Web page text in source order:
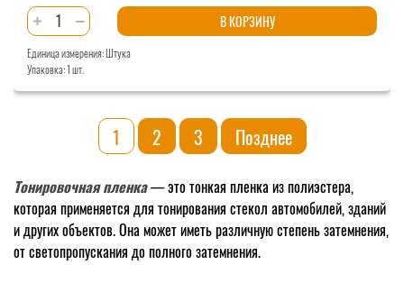
Количество
товара
Тонировочная
пленка
м.*3.0
м.)
В КОРЗИНУ
Единица измерения: Штука
Упаковка: 1 шт.
1 2 3 Позднее
Тонировочная пленка— это тонкая пленка из полиэстера,
которая применяется для тонирования стекол автомобилей, зданий
и других объектов. Она может иметь различную степень затемнения,
от светопропускания до полного затемнения.